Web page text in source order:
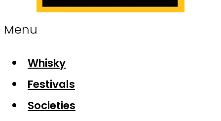
Menu
Whisky
Festivals
Societies